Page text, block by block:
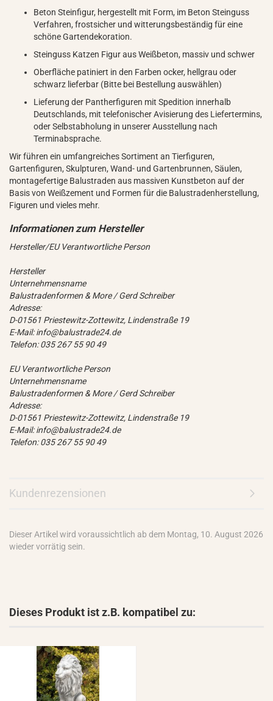
Beton Steinfigur, hergestellt mit Form, im Beton Steinguss
Verfahren, frostsicher und witterungsbeständig für eine
schöne Gartendekoration.
Steinguss Katzen Figur aus Weißbeton, massiv und schwer
Oberfläche patiniert in den Farben ocker, hellgrau oder
schwarz lieferbar (Bitte bei Bestellung auswählen)
Lieferung der Pantherfiguren mit Spedition innerhalb
Deutschlands, mit telefonischer Avisierung des Liefertermins,
oder Selbstabholung in unserer Ausstellung nach
Terminabsprache.
Wir führen ein umfangreiches Sortiment an Tierfiguren,
Gartenfiguren, Skulpturen, Wand- und Gartenbrunnen, Säulen,
montagefertige Balustraden aus massiven Kunstbeton auf der
Basis von Weißzement und Formen für die Balustradenherstellung,
Figuren und vieles mehr.
Hersteller/EU Verantwortliche Person
Hersteller
Unternehmensname
Balustradenformen & More / Gerd Schreiber
Adresse:
D-01561 Priestewitz-Zottewitz, Lindenstraße 19
E-Mail: info@balustrade24.de
Telefon: 035 267 55 90 49
EU Verantwortliche Person
Unternehmensname
Balustradenformen & More / Gerd Schreiber
Adresse:
D-01561 Priestewitz-Zottewitz, Lindenstraße 19
E-Mail: info@balustrade24.de
Telefon: 035 267 55 90 49
Kundenrezensionen
Dieser Artikel wird voraussichtlich ab dem Montag, 10. August 2026
wieder vorrätig sein.
Dieses Produkt ist z.B. kompatibel zu: